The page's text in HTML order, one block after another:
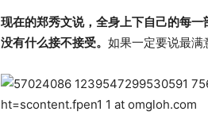
现在的郑秀文说，全身上下自己的每
没有什么接不接受。 如果一定要说最满